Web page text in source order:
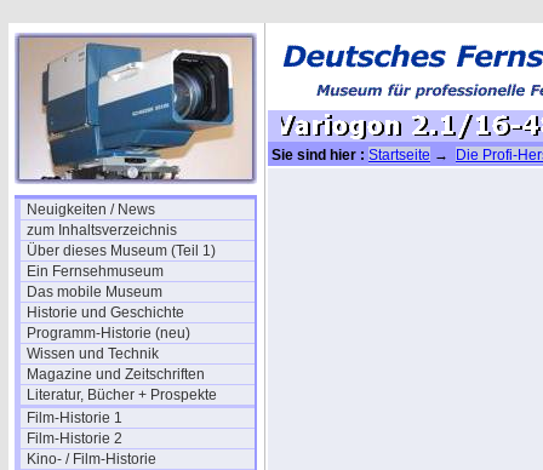
Neuigkeiten / News
zum Inhaltsverzeichnis
Über dieses Museum (Teil 1)
Ein Fernsehmuseum
Das mobile Museum
Historie und Geschichte
Programm-Historie (neu)
Wissen und Technik
Magazine und Zeitschriften
Literatur, Bücher + Prospekte
Film-Historie 1
Film-Historie 2
Kino- / Film-Historie
Sie sind hier : Startseite →
Die Profi-